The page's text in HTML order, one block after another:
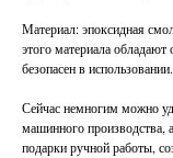
Материал: эпоксидная
этого материала
безопасен в использовании.
Сейчас немногим можно
машинного производства,
подарки ручной работы,